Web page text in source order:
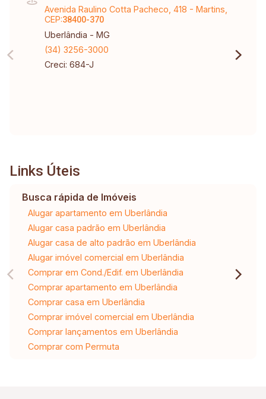
Avenida Raulino Cotta Pacheco, 418 - Martins,
CEP:38400-370
Uberlândia - MG
(34) 3256-3000
Creci: 684-J
Links Úteis
Busca rápida de Imóveis
Alugar apartamento em Uberlândia
Alugar casa padrão em Uberlândia
Alugar casa de alto padrão em Uberlândia
Alugar imóvel comercial em Uberlândia
Comprar em Cond./Edif. em Uberlândia
Comprar apartamento em Uberlândia
Comprar casa em Uberlândia
Comprar imóvel comercial em Uberlândia
Comprar lançamentos em Uberlândia
Comprar com Permuta